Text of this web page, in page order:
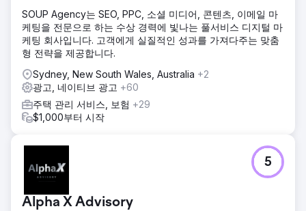
SOUP Agency는 SEO, PPC, 소셜 미디어, 콘텐츠, 이메일 마
케팅을 전문으로 하는 수상 경력에 빛나는 풀서비스 디지털 마
케팅 회사입니다. 고객에게 실질적인 성과를 가져다주는 맞춤
형 전략을 제공합니다.
Sydney, New South Wales, Australia +2
광고, 네이티브 광고 +60
주택 관리 서비스, 보험 +29
$1,000부터 시작
Alpha X Advisory
5